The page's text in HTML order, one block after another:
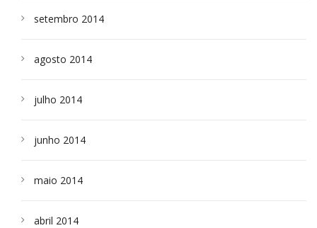
setembro 2014
agosto 2014
julho 2014
junho 2014
maio 2014
abril 2014